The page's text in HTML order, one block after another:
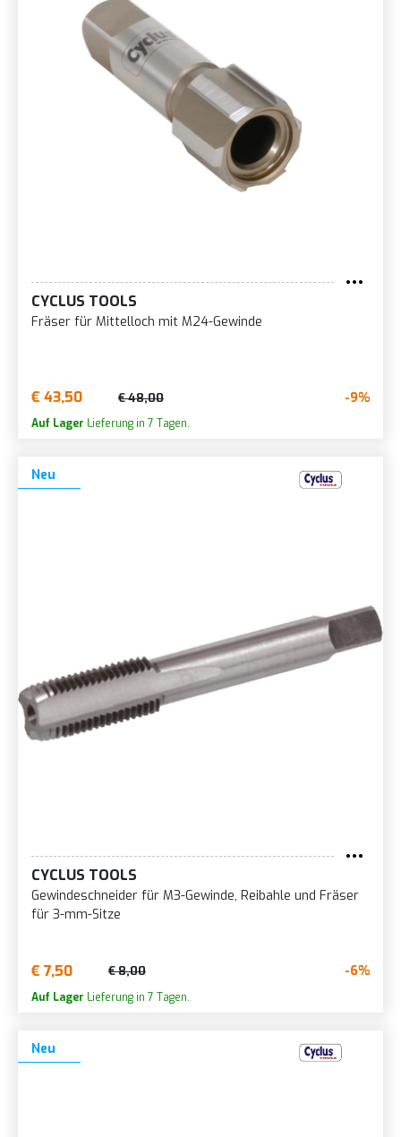
CYCLUS TOOLS
Fräser für Mittelloch mit M24-Gewinde
€ 43,50 € 48,00 -9%
Auf Lager Lieferung in 7 Tagen.
Neu
CYCLUS TOOLS
Gewindeschneider für M3-Gewinde, Reibahle und Fräser
für 3-mm-Sitze
€ 7,50 € 8,00 -6%
Auf Lager Lieferung in 7 Tagen.
Neu